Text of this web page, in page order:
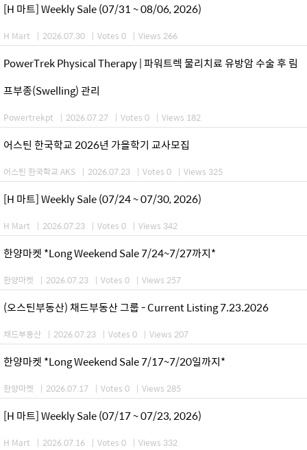
[H 마트] Weekly Sale (07/31 ~ 08/06, 2026)
H Mart | 2026.07.30 | Votes 0 | Views 266
PowerTrek Physical Therapy | 파워트렉 물리치료 유방암 수술 후 림
프부종(Swelling) 관리
Powertrekpt | 2026.07.27 | Votes 0 | Views 182
어스틴 한국학교 2026년 가을학기 교사모집
어스틴 한국학교 AKS | 2026.07.23 | Votes 0 | Views 325
[H 마트] Weekly Sale (07/24 ~ 07/30, 2026)
H Mart | 2026.07.23 | Votes 0 | Views 342
한양마켓 *Long Weekend Sale 7/24~7/27까지*
한양마켓 | 2026.07.23 | Votes 0 | Views 257
(오스틴부동산) 채드부동산 그룹 - Current Listing 7.23.2026
채드부동산 | 2026.07.23 | Votes 0 | Views 207
한양마켓 *Long Weekend Sale 7/17~7/20일까지*
한양마켓 | 2026.07.17 | Votes 0 | Views 285
[H 마트] Weekly Sale (07/17 ~ 07/23, 2026)
H Mart | 2026.07.16 | Votes 0 | Views 332